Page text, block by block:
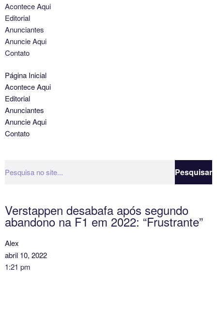
Acontece Aqui
Editorial
Anunciantes
Anuncie Aqui
Contato
Página Inicial
Acontece Aqui
Editorial
Anunciantes
Anuncie Aqui
Contato
Pesquisar
Verstappen desabafa após segundo
abandono na F1 em 2022: “Frustrante”
Alex
abril 10, 2022
1:21 pm